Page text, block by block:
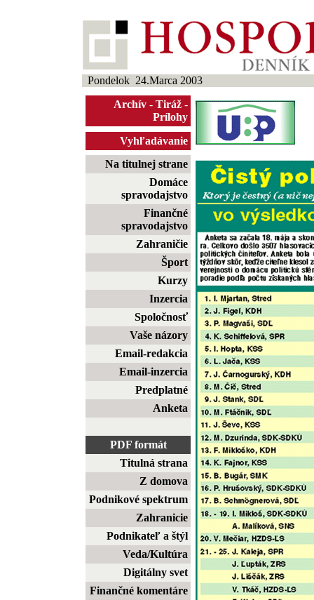
Pondelok 24.Marca 2003
Archív - Tiráž -
Prílohy
Vyhľadávanie
Na titulnej strane
Domáce
spravodajstvo
Finančné
spravodajstvo
Zahraničie
Šport
Kurzy
Inzercia
Spoločnosť
Vaše názory
Email-redakcia
Email-inzercia
Predplatné
Anketa
PDF formát
Titulná strana
Z domova
Podnikové spektrum
Zahranicie
Podnikateľ a štýl
Veda/Kultúra
Digitálny svet
Finančné komentáre